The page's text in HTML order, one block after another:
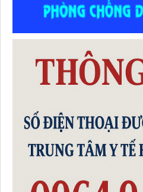
Số :1982 /QĐ-BYT
QUYẾT ĐỊNH Ban hành
biện pháp thực hiện dinh dưỡng
Thời gian đăng: 07/07/2026
lượt xem: 270 | lượt tải:81
1983 /QĐ-BYT
QUYẾT ĐỊNH Ban hành
nhiễm tại cộng đồng”
Thời gian đăng: 07/07/2026
lượt xem: 288 | lượt tải:109
thuật tỉnh lần thứ I (2026-2027)